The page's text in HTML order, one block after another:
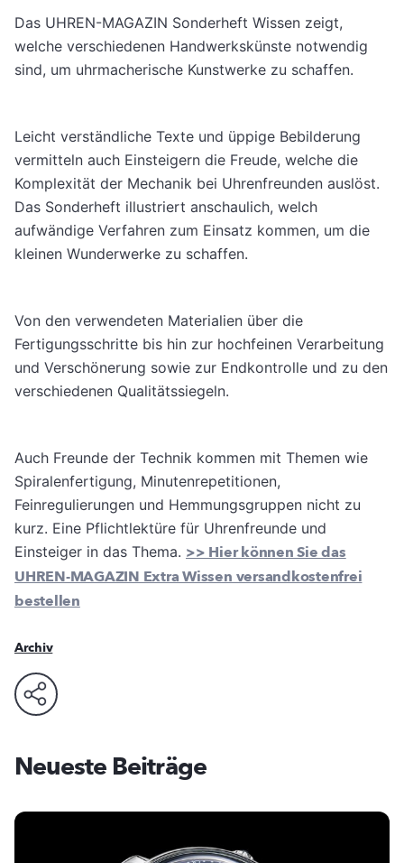
Das UHREN-MAGAZIN Sonderheft Wissen zeigt,
welche verschiedenen Handwerkskünste notwendig
sind, um uhrmacherische Kunstwerke zu schaffen.
Leicht verständliche Texte und üppige Bebilderung
vermitteln auch Einsteigern die Freude, welche die
Komplexität der Mechanik bei Uhrenfreunden auslöst.
Das Sonderheft illustriert anschaulich, welch
aufwändige Verfahren zum Einsatz kommen, um die
kleinen Wunderwerke zu schaffen.
Von den verwendeten Materialien über die
Fertigungsschritte bis hin zur hochfeinen Verarbeitung
und Verschönerung sowie zur Endkontrolle und zu den
verschiedenen Qualitätssiegeln.
Auch Freunde der Technik kommen mit Themen wie
Spiralenfertigung, Minutenrepetitionen,
Feinregulierungen und Hemmungsgruppen nicht zu
kurz. Eine Pflichtlektüre für Uhrenfreunde und
Einsteiger in das Thema. >> Hier können Sie das
UHREN-MAGAZIN Extra Wissen versandkostenfrei
bestellen
Archiv
Neueste Beiträge